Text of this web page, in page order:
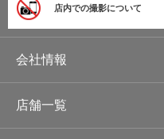
店内での撮影について
会社情報
店舗一覧